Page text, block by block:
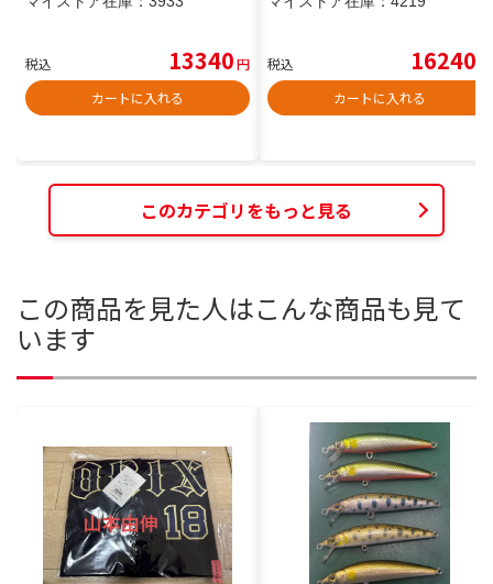
税込 13340円
カートに入れる
税込 16240
カートに入れる
このカテゴリをもっと見る
この商品を見た人はこんな商品も見て
います